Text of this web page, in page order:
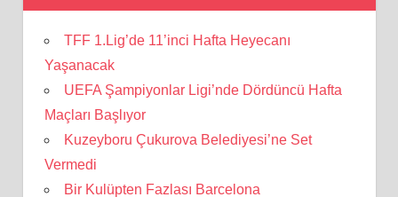
TFF 1.Lig’de 11’inci Hafta Heyecanı
Yaşanacak
UEFA Şampiyonlar Ligi’nde Dördüncü Hafta
Maçları Başlıyor
Kuzeyboru Çukurova Belediyesi’ne Set
Vermedi
Bir Kulüpten Fazlası Barcelona